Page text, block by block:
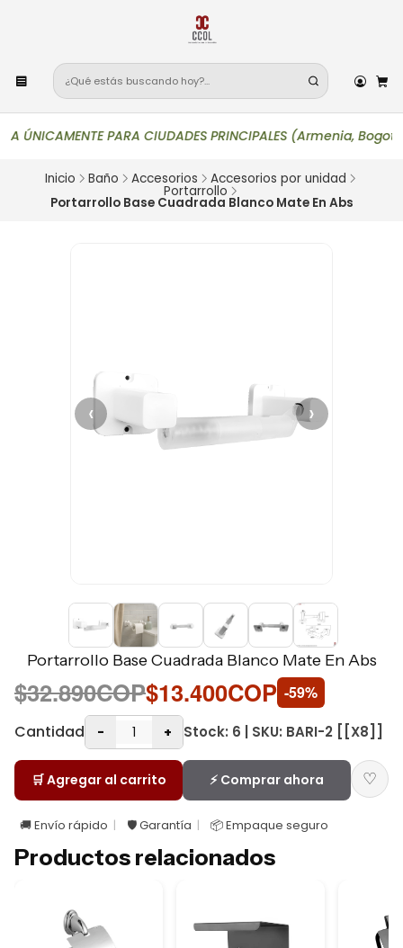
ÚNICAMENTE PARA CIUDADES PRINCIPALES (Armenia,
Inicio Baño Accesorios Accesorios por unidad
Portarrollo
Portarrollo Base Cuadrada Blanco Mate En Abs
‹ ›
Portarrollo Base Cuadrada Blanco Mate En Abs
$32.890COP$13.400COP -59%
Cantidad
- + Stock: 6 | SKU: BARI-2 [[X8]]
🛒 Agregar al carrito ⚡ Comprar ahora ♡
🚚 Envío rápido 🛡️ Garantía 📦 Empaque seguro
Productos relacionados